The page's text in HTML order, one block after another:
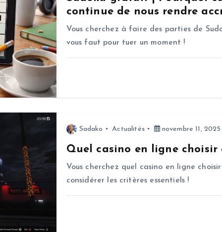
continue de nous rendre
Vous cherchez à faire des parties de
vous faut pour tuer un moment !
Sadako Actualités novembre 11, 2025
Quel casino en ligne choisir
Vous cherchez quel casino en ligne
considérer les critères essentiels !